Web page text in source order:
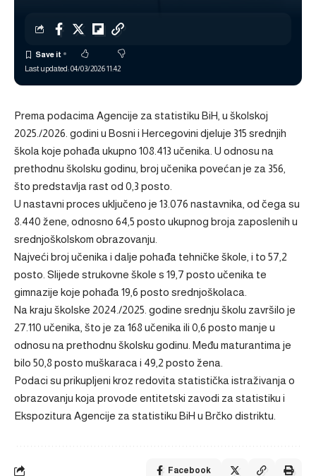
Last updated: 04/03/2026 11:42
Prema podacima Agencije za statistiku BiH, u školskoj
2025./2026. godini u Bosni i Hercegovini djeluje 315 srednjih
škola koje pohađa ukupno 108.413 učenika. U odnosu na
prethodnu školsku godinu, broj učenika povećan je za 356,
što predstavlja rast od 0,3 posto.
U nastavni proces uključeno je 13.076 nastavnika, od čega su
8.440 žene, odnosno 64,5 posto ukupnog broja zaposlenih u
srednjoškolskom obrazovanju.
Najveći broj učenika i dalje pohađa tehničke škole, i to 57,2
posto. Slijede strukovne škole s 19,7 posto učenika te
gimnazije koje pohađa 19,6 posto srednjoškolaca.
Na kraju školske 2024./2025. godine srednju školu završilo je
27.110 učenika, što je za 168 učenika ili 0,6 posto manje u
odnosu na prethodnu školsku godinu. Među maturantima je
bilo 50,8 posto muškaraca i 49,2 posto žena.
Podaci su prikupljeni kroz redovita statistička istraživanja o
obrazovanju koja provode entitetski zavodi za statistiku i
Ekspozitura Agencije za statistiku BiH u Brčko distriktu.
Facebook